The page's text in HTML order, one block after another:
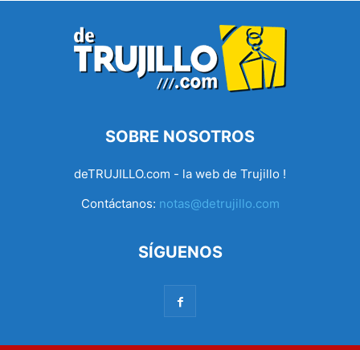
SOBRE NOSOTROS
deTRUJILLO.com - la web de Trujillo !
Contáctanos: notas@detrujillo.com
SÍGUENOS